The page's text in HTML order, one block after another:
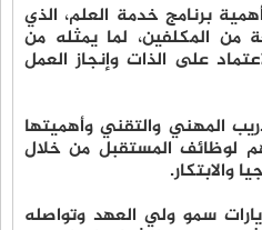
برنامج خدمة العلم، الذي
من المكلفين، لما يمثله من
على الذات وإنجاز العمل
المهني والتقني وأهميتها
لوظائف المستقبل من خلال
والابتكار.
سمو ولي العهد وتواصله